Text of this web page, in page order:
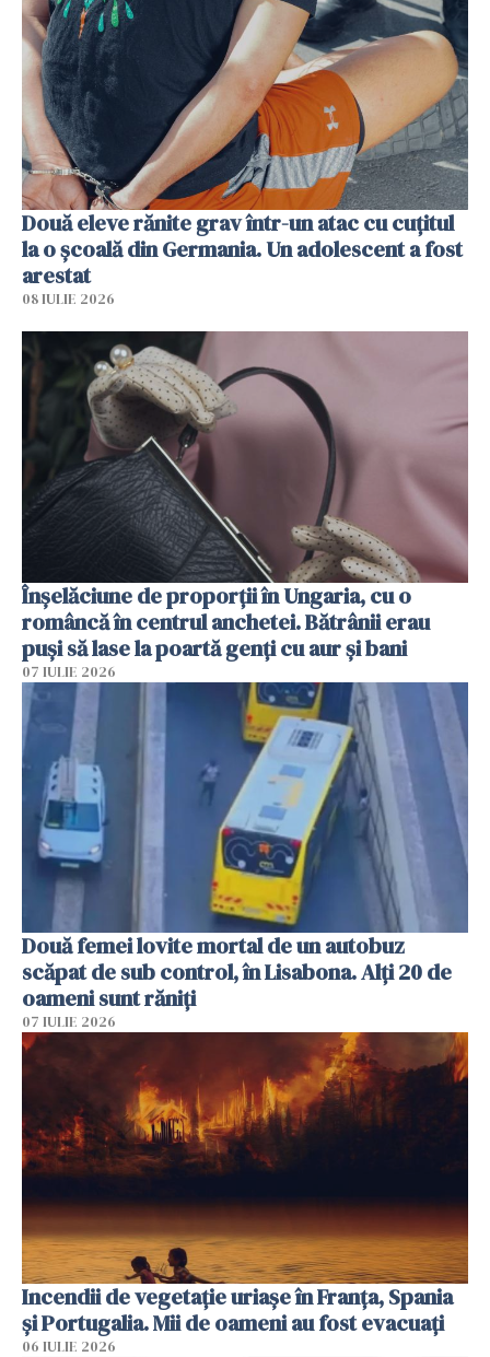
Două eleve rănite grav într-un atac cu cuțitul
la o școală din Germania. Un adolescent a fost
arestat
08 IULIE 2026
Înșelăciune de proporții în Ungaria, cu o
româncă în centrul anchetei. Bătrânii erau
puși să lase la poartă genți cu aur și bani
07 IULIE 2026
Două femei lovite mortal de un autobuz
scăpat de sub control, în Lisabona. Alți 20 de
oameni sunt răniți
07 IULIE 2026
Incendii de vegetație uriașe în Franța, Spania
și Portugalia. Mii de oameni au fost evacuați
06 IULIE 2026